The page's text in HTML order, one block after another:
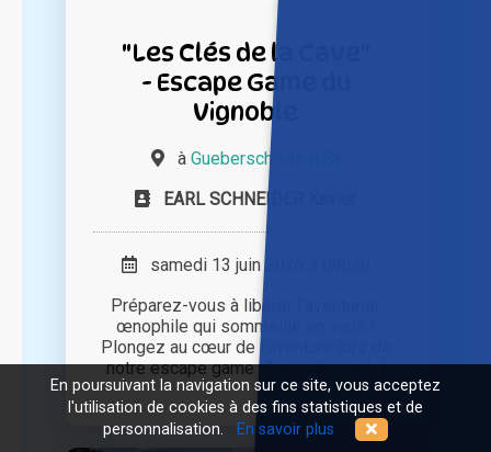
"Les Clés de la Cave"
- Escape Game du
Vignoble
à Gueberschwihr (68)
EARL SCHNEIDER Xavier
samedi 13 juin 2026 à 09h30
Préparez-vous à libérer l'aventurier
œnophile qui sommeille en vous !
Plongez au cœur de l'aventure lors de
notre escape game : "Les clés de [...]
En poursuivant la navigation sur ce site, vous acceptez
l'utilisation de cookies à des fins statistiques et de
personnalisation.
En savoir plus